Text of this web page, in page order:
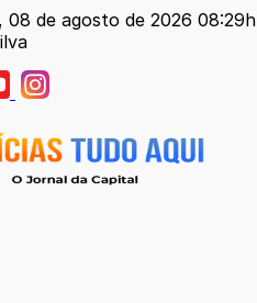
08 de agosto de 2026 08:29h